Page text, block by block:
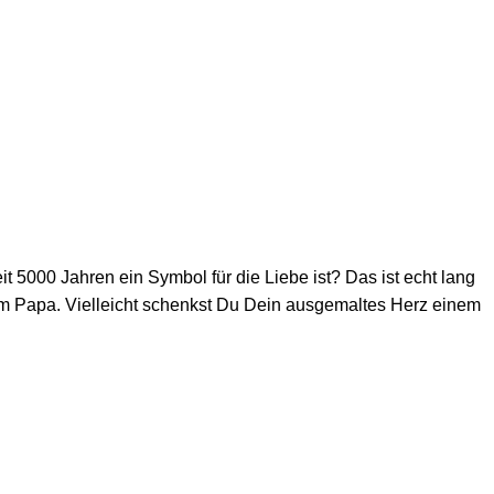
5000 Jahren ein Symbol für die Liebe ist? Das ist echt lang
Papa. Vielleicht schenkst Du Dein ausgemaltes Herz einem